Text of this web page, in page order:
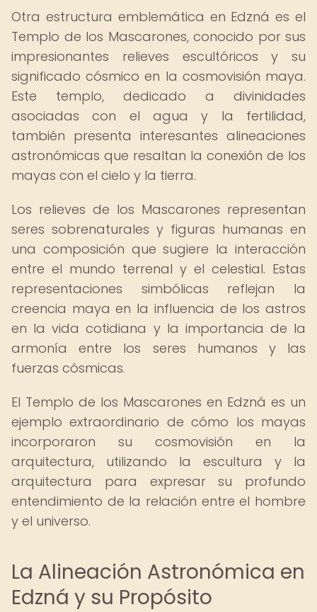
Otra estructura emblemática en Edzná es el
Templo de los Mascarones, conocido por sus
impresionantes relieves escultóricos y su
significado cósmico en la cosmovisión maya.
Este templo, dedicado a divinidades
asociadas con el agua y la fertilidad,
también presenta interesantes alineaciones
astronómicas que resaltan la conexión de los
mayas con el cielo y la tierra.
Los relieves de los Mascarones representan
seres sobrenaturales y figuras humanas en
una composición que sugiere la interacción
entre el mundo terrenal y el celestial. Estas
representaciones simbólicas reflejan la
creencia maya en la influencia de los astros
en la vida cotidiana y la importancia de la
armonía entre los seres humanos y las
fuerzas cósmicas.
El Templo de los Mascarones en Edzná es un
ejemplo extraordinario de cómo los mayas
incorporaron su cosmovisión en la
arquitectura, utilizando la escultura y la
arquitectura para expresar su profundo
entendimiento de la relación entre el hombre
y el universo.
La Alineación Astronómica en
Edzná y su Propósito